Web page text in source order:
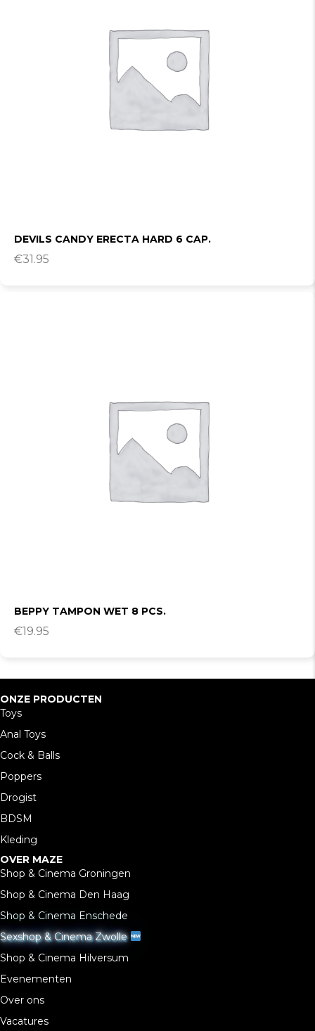
DEVILS CANDY ERECTA HARD 6 CAP.
€31.95
BEPPY TAMPON WET 8 PCS.
€19.95
ONZE PRODUCTEN
Toys
Anal Toys
Cock & Balls
Poppers
Drogist
BDSM
Kleding
OVER MAZE
Shop & Cinema Groningen
Shop & Cinema Den Haag
Shop & Cinema Enschede
Sexshop & Cinema Zwolle
Shop & Cinema Hilversum
Evenementen
Over ons
Vacatures